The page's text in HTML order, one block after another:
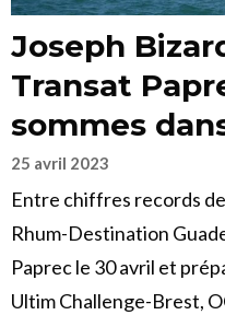
Joseph
Transat
sommes
25 avril 2023
Entre chiffres records
Rhum-Destination
Paprec le 30 avril et
Ultim Challenge-Brest,